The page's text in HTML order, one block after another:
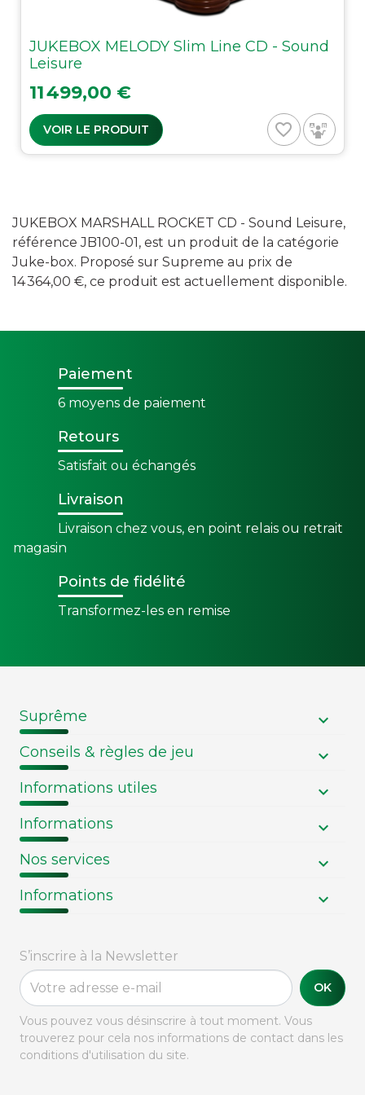
JUKEBOX MELODY Slim Line CD - Sound
Leisure
Prix
11 499,00 €
VOIR LE PRODUIT favorite_border
JUKEBOX MARSHALL ROCKET CD - Sound Leisure,
référence JB100-01, est un produit de la catégorie
Juke-box. Proposé sur Supreme au prix de
14 364,00 €, ce produit est actuellement disponible.
Paiement
6 moyens de paiement
Retours
Satisfait ou échangés
Livraison
Livraison chez vous, en point relais ou retrait
magasin
Points de fidélité
Transformez-les en remise
Suprême
Conseils & règles de jeu
Informations utiles
Informations
Nos services
Informations
S’inscrire à la Newsletter
OK
Vous pouvez vous désinscrire à tout moment. Vous
trouverez pour cela nos informations de contact dans les
conditions d'utilisation du site.